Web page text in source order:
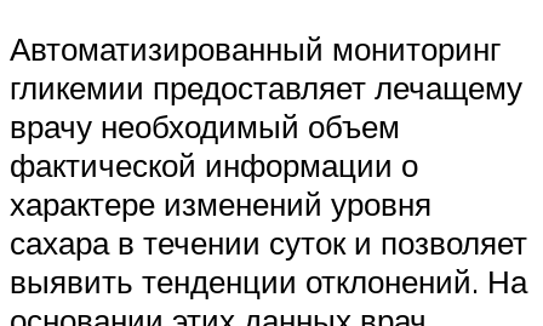
Автоматизированный мониторинг
гликемии предоставляет лечащему
врачу необходимый объем
фактической информации о
характере изменений уровня
сахара в течении суток и позволяет
выявить тенденции отклонений. На